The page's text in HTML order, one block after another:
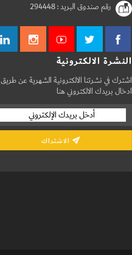
رقم صندوق البريد :294448
النشرة الالكترونية
اشترك في نشرتنا الالكترونية الشهرية عن طريق
ادخال بريدك الالكتروني هنا